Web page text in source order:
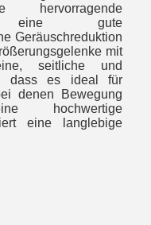
eine gute
Geräuschreduktion
mit
seitliche und
dass es ideal für
denen Bewegung
hochwertige
eine langlebige